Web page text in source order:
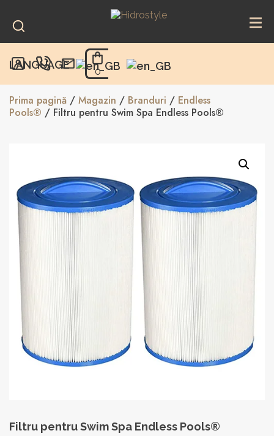
content
LANGUAGE
0
Prima pagină / Magazin / Branduri / Endless
Pools® / Filtru pentru Swim Spa Endless Pools®
Filtru pentru Swim Spa Endless Pools®